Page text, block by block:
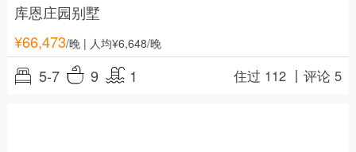
库恩庄园别墅
¥66,473/晚| 人均¥6,648/晚
5-7 9 1 住过 112 丨评论 5